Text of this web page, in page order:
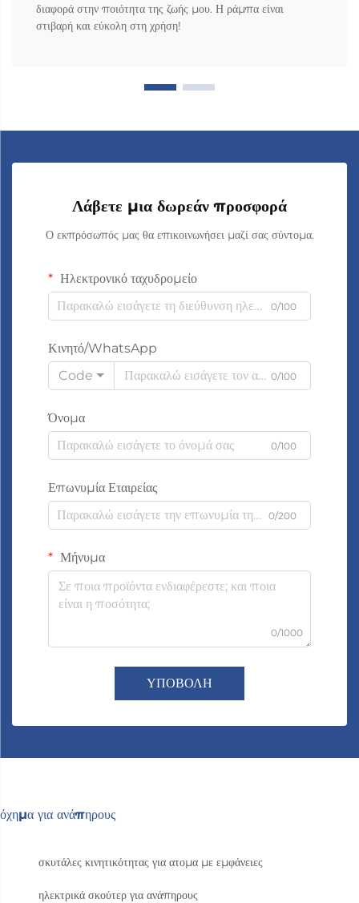
διαφορά στην ποιότητα της ζωής μου. Η ράμπα είναι
στιβαρή και εύκολη στη χρήση!
Λάβετε μια δωρεάν προσφορά
Ο εκπρόσωπός μας θα επικοινωνήσει μαζί σας σύντομα.
Ηλεκτρονικό ταχυδρομείο
0/100
Κινητό/WhatsApp
Code
0/100
Όνομα
0/100
Επωνυμία Εταιρείας
0/200
Μήνυμα
0/1000
ΥΠΟΒΟΛΗ
όχημα για ανάπηρους
σκυτάλες κινητικότητας για ατομα με εμφάνειες
ηλεκτρικά σκούτερ για ανάπηρους